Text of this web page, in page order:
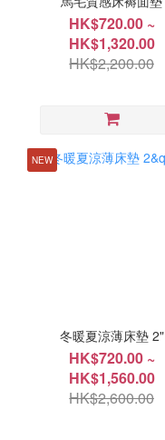
HK$720.00 ~
HK$1,320.00
HK$2,200.00
NEW
冬暖夏涼薄床墊 2"
HK$720.00 ~
HK$1,560.00
HK$2,600.00